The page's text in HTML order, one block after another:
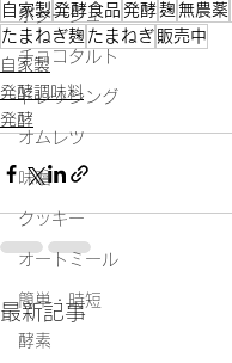
ポタージュ
チョコタルト
ドレッシング
オムレツ
味噌
クッキー
オートミール
簡単・時短
酵素
自家製 発酵食品 発酵麹 無農薬
たまねぎ麹 たまねぎ 販売中
自家製
発酵調味料
発酵
最新記事